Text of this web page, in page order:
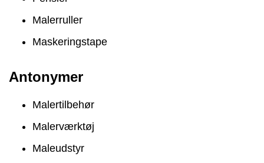
Malerruller
Maskeringstape
Antonymer
Malertilbehør
Malerværktøj
Maleudstyr